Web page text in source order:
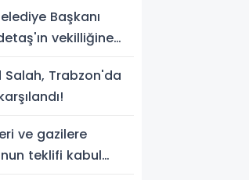
Başkanı
vekilliğine
Salah, Trabzon'da
ve gazilere
teklifi kabul